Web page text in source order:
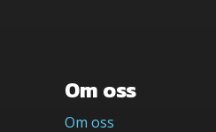
Om oss
Om oss